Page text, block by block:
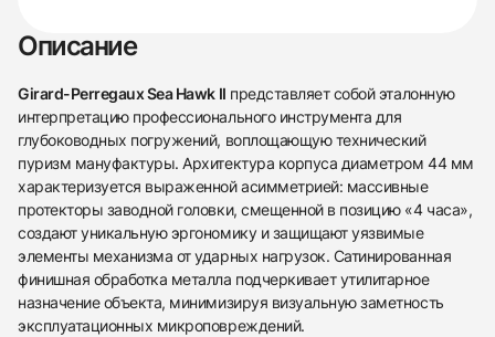
Описание
Girard-Perregaux Sea Hawk II представляет собой эталонную
интерпретацию профессионального инструмента для
глубоководных погружений, воплощающую технический
пуризм мануфактуры. Архитектура корпуса диаметром 44 мм
характеризуется выраженной асимметрией: массивные
протекторы заводной головки, смещенной в позицию «4 часа»,
создают уникальную эргономику и защищают уязвимые
элементы механизма от ударных нагрузок. Сатинированная
финишная обработка металла подчеркивает утилитарное
назначение объекта, минимизируя визуальную заметность
эксплуатационных микроповреждений.